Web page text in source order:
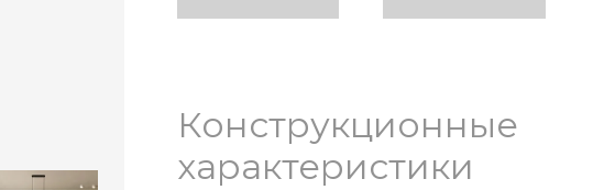
размещать изделие на разных уровнях,
Конструкционные
характеристики